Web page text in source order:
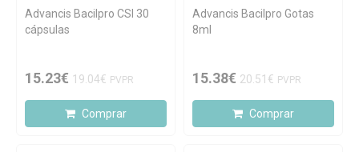
Advancis Bacilpro CSI 30
cápsulas
15.23€ 19.04€ PVPR
Comprar
Advancis Bacilpro Gotas
8ml
15.38€ 20.51€ PVPR
Comprar